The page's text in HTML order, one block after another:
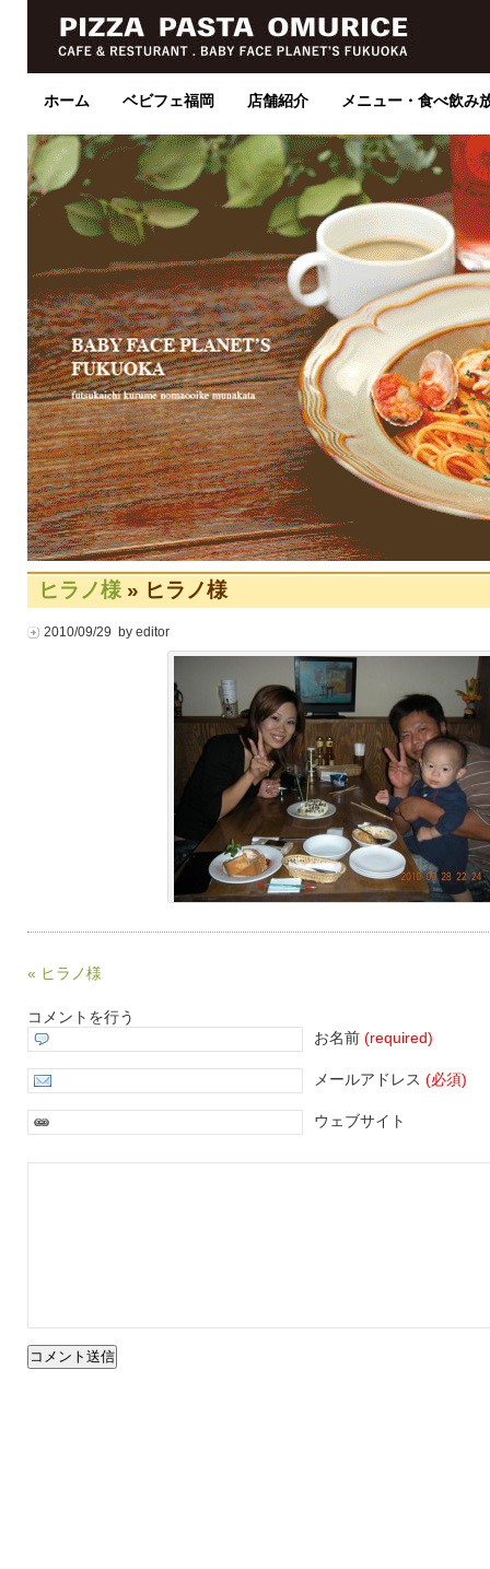
ホーム ベビフェ福岡 店舗紹介 メニュー・食べ飲み
ヒラノ様 » ヒラノ様
2010/09/29 by editor
« ヒラノ様
コメントを行う
お名前 (required)
メールアドレス (必須)
ウェブサイト